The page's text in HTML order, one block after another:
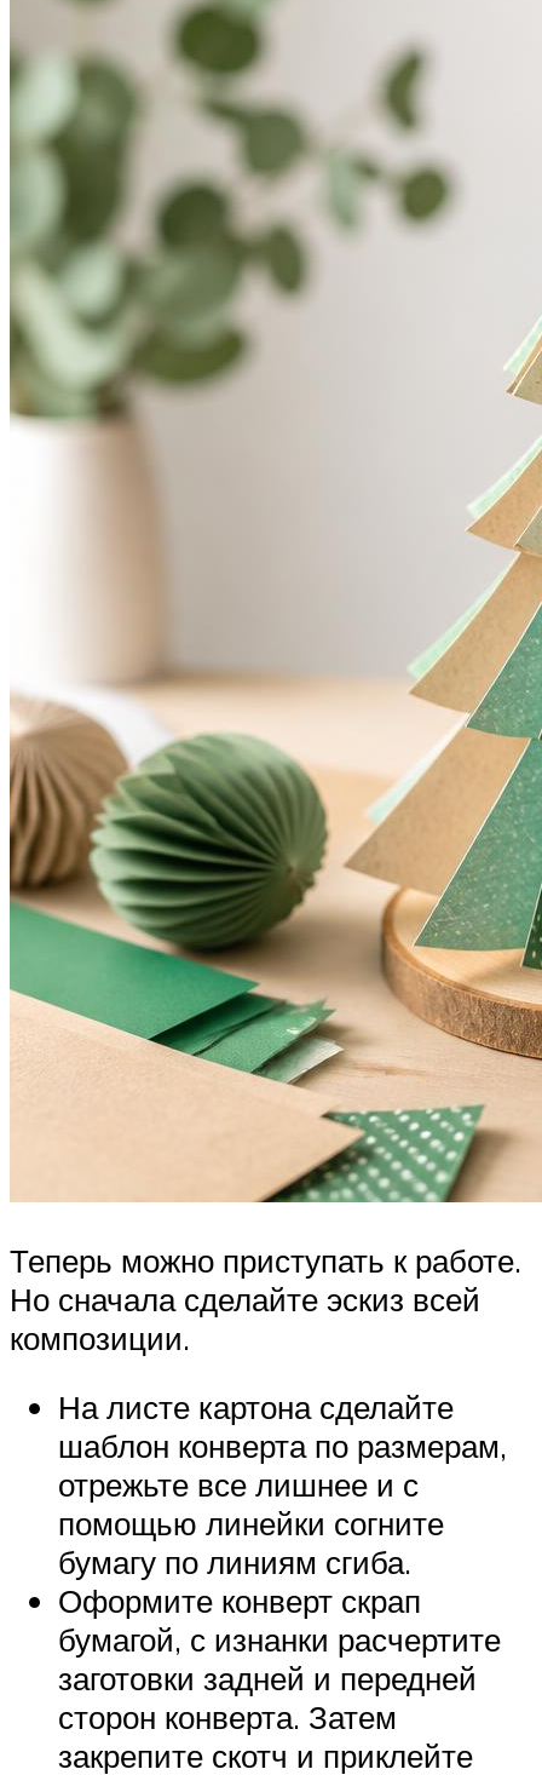
Теперь можно приступать к работе.
Но сначала сделайте эскиз всей
композиции.
На листе картона сделайте
шаблон конверта по размерам,
отрежьте все лишнее и с
помощью линейки согните
бумагу по линиям сгиба.
Оформите конверт скрап
бумагой, с изнанки расчертите
заготовки задней и передней
сторон конверта. Затем
закрепите скотч и приклейте